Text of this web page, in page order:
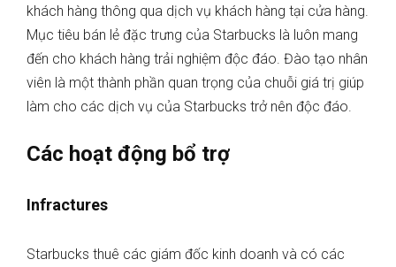
khách hàng thông qua dịch vụ khách hàng tại cửa hàng.
Mục tiêu bán lẻ đặc trưng của Starbucks là luôn mang
đến cho khách hàng trải nghiệm độc đáo. Đào tạo nhân
viên là một thành phần quan trọng của chuỗi giá trị giúp
làm cho các dịch vụ của Starbucks trở nên độc đáo.
Các hoạt động bổ trợ
Infractures
Starbucks thuê các giám đốc kinh doanh và có các